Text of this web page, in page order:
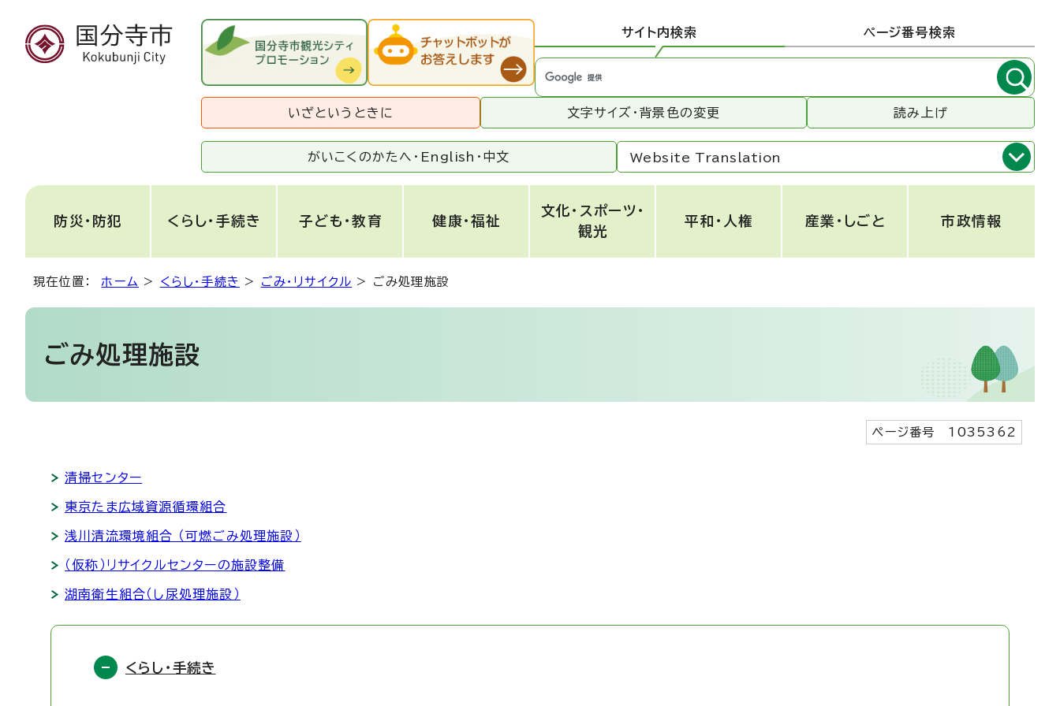
サイト内検索 ページ番号検索
いざというときに 文字サイズ・背景色の変更 読み上げ
がいこくのかたへ・ English ・ 中文 Website Translation
防災・防犯 くらし・手続き 子ども・教育 健康・福祉
文化・スポーツ・
観光
平和・人権 産業・しごと 市政情報
現在位置： ホーム > くらし・手続き > ごみ・リサイクル > ごみ処理施設
ごみ処理施設
ページ番号 1035362
清掃センター
東京たま広域資源循環組合
浅川清流環境組合 （可燃ごみ処理施設）
（仮称）リサイクルセンターの施設整備
湖南衛生組合（し尿処理施設）
くらし・手続き